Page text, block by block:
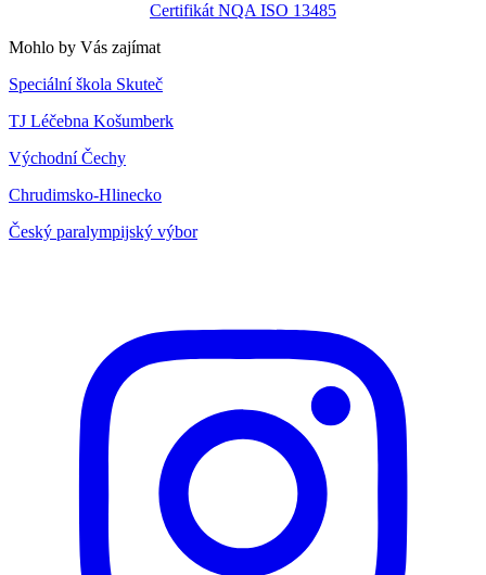
Certifikát NQA ISO 13485
Mohlo by Vás zajímat
Speciální škola Skuteč
TJ Léčebna Košumberk
Východní Čechy
Chrudimsko-Hlinecko
Český paralympijský výbor